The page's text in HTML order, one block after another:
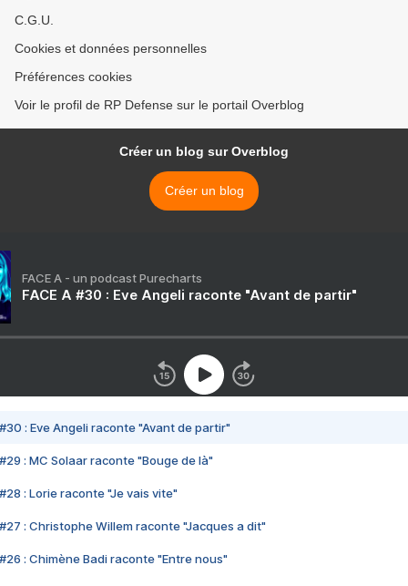
C.G.U.
Cookies et données personnelles
Préférences cookies
Voir le profil de RP Defense sur le portail Overblog
Créer un blog sur Overblog
Créer un blog
FACE A - un podcast Purecharts
FACE A #30 : Eve Angeli raconte "Avant de partir"
#30 : Eve Angeli raconte "Avant de partir"
#29 : MC Solaar raconte "Bouge de là"
#28 : Lorie raconte "Je vais vite"
#27 : Christophe Willem raconte "Jacques a dit"
#26 : Chimène Badi raconte "Entre nous"